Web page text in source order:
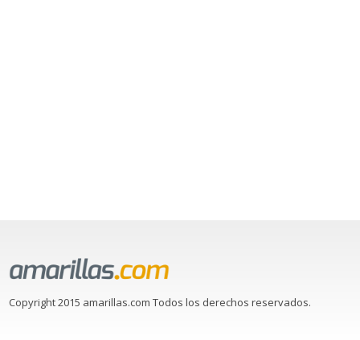
Copyright 2015 amarillas.com Todos los derechos reservados.